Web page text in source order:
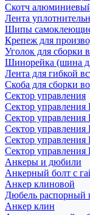
Скотч
Лента
Шипы
Крепеж для
Уголок для сборки
Шинорейка (шина
Лента для гибкой
Скоба для сборки
Сектор управления
Сектор управления
Сектор управления
Сектор управления
Сектор управления
Сектор управления
Анкеры и дюбили
Анкерный болт с
Анкер клиновой
Дюбель распорный
Анкер клин